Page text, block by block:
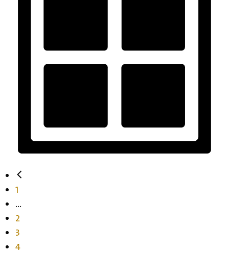
1
...
2
3
4